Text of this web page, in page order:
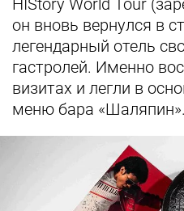
HIStory World Tour
он вновь вернулся в
легендарный отель
гастролей. Именно
визитах и легли в
меню бара «Шаляпин».